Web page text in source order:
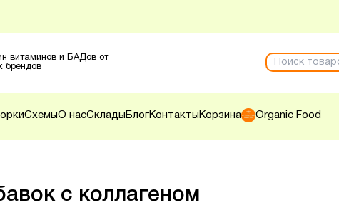
витаминов и БАДов от
брендов
СхемыО насСклады БлогКонтакты Корзина Organic Food
с коллагеном